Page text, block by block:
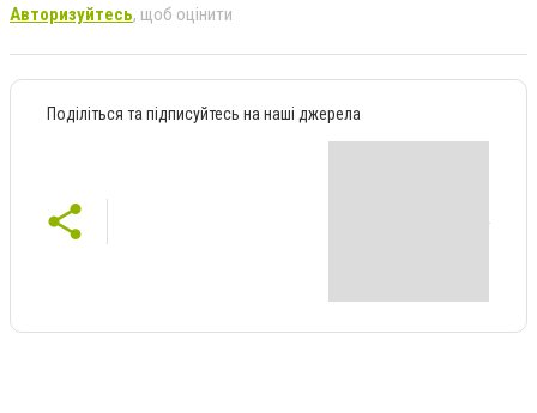
Авторизуйтесь, щоб оцінити
Поділіться та підписуйтесь на наші джерела